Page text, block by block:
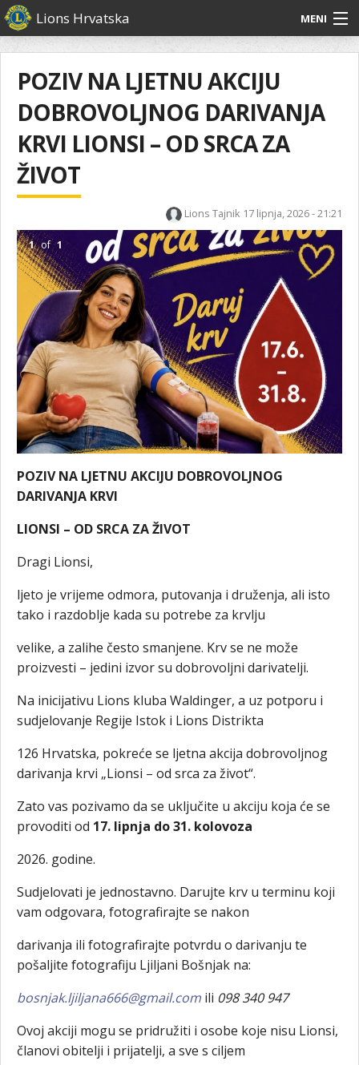
Skoči
na
glavni
Lions Hrvatska MENI
O nama
Lions Distrikt 126
Naši projekti
Aktivnosti
Glavni
izbornik
O
nama
Lions
Distrikt
126
Naši
projekti
Aktivnosti
POZIV NA LJETNU AKCIJU
DOBROVOLJNOG DARIVANJA
KRVI LIONSI – OD SRCA ZA
ŽIVOT
Lions Tajnik 17 lipnja, 2026 - 21:21
1 of 1
POZIV NA LJETNU AKCIJU DOBROVOLJNOG
DARIVANJA KRVI
LIONSI – OD SRCA ZA ŽIVOT
Dragi Lionsi,
ljeto je vrijeme odmora, putovanja i druženja, ali isto
tako i razdoblje kada su potrebe za krvlju
velike, a zalihe često smanjene. Krv se ne može
proizvesti – jedini izvor su dobrovoljni darivatelji.
Na inicijativu Lions kluba Waldinger, a uz potporu i
sudjelovanje Regije Istok i Lions Distrikta
126 Hrvatska, pokreće se ljetna akcija dobrovoljnog
darivanja krvi „Lionsi – od srca za život“.
Zato vas pozivamo da se uključite u akciju koja će se
provoditi od 17. lipnja do 31. kolovoza
2026. godine.
Sudjelovati je jednostavno. Darujte krv u terminu koji
vam odgovara, fotografirajte se nakon
darivanja ili fotografirajte potvrdu o darivanju te
pošaljite fotografiju Ljiljani Bošnjak na:
bosnjak.ljiljana666@gmail.com ili 098 340 947
Ovoj akciji mogu se pridružiti i osobe koje nisu Lionsi,
članovi obitelji i prijatelji, a sve s ciljem